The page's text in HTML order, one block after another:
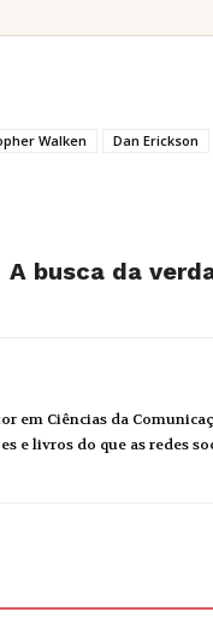
Walken Dan Erickson
A busca da
em Ciências da
e livros do que as redes